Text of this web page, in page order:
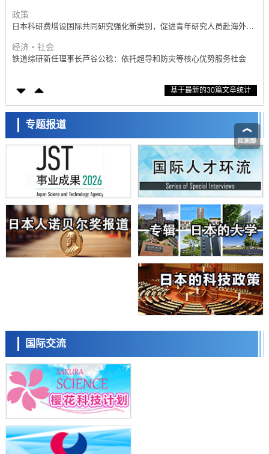
政策
日本科研费增设国际共同研究强化新类别，促进青年研究人员赴海外开
经济・社会
铁道综研新任理事长芦谷公稔：依托超导和防灾等核心优势服务社会
东京大学通过叶绿体基因组编辑技术强化碳固定酶，成功提高光合作用
科学研究
藤田医科大学等成功鉴定出非结核分枝杆菌生存的必需基因，首次揭示
该基因的必要性因菌株而异
经济・社会
【AI法下篇】如何应对AI的不可控性——中央大学平野晋教授专访
科学研究
日本学术会议：为保持土壤健康应采取哪些措施？探讨土壤保护与强化
的具体对策
科学研究
大阪大学开发基于水氢键网络的温度预测新方法，AI从分子排列信息中
高精度解读
经济・社会
【AI法上篇】如何对“将人生交给AI”保持危机感——中央大学平野晋教
庆应义塾大学阐明脑内“游击手”小胶质细胞包裹保护受损神经细胞的机
制，有望用于开发阿尔茨海默病等疾病疗法
劣化抑制机制，为提升轮胎安全性与耐久性的材料设计开辟道路
科学研究
近畿大学等发现植物染料“日本茜”的红色成分可抑制老化与炎症，有望
成为新型功能性材料
科学研究
群马大学开发针对难治性癫痫的新型基因疗法，利用超小型GAD67启动
子抑制发作
科学研究
九州大学揭示夜间眼压升高机制：两种激素波动叠加所致
科学研究
东京都产技研采用新手法开发出可稳定工作至300℃的介电材料，已验
基于最新的30篇文章统计
专题报道
国际交流
流员
小岩井忠道